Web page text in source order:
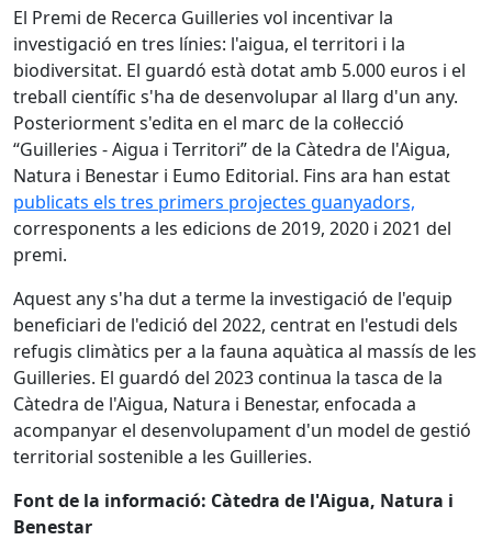
El Premi de Recerca Guilleries vol incentivar la
investigació en tres línies: l'aigua, el territori i la
biodiversitat. El guardó està dotat amb 5.000 euros i el
treball científic s'ha de desenvolupar al llarg d'un any.
Posteriorment s'edita en el marc de la col·lecció
“Guilleries - Aigua i Territori” de la Càtedra de l'Aigua,
Natura i Benestar i Eumo Editorial. Fins ara han estat
publicats els tres primers projectes guanyadors,
corresponents a les edicions de 2019, 2020 i 2021 del
premi.
Aquest any s'ha dut a terme la investigació de l'equip
beneficiari de l'edició del 2022, centrat en l'estudi dels
refugis climàtics per a la fauna aquàtica al massís de les
Guilleries. El guardó del 2023 continua la tasca de la
Càtedra de l'Aigua, Natura i Benestar, enfocada a
acompanyar el desenvolupament d'un model de gestió
territorial sostenible a les Guilleries.
Font de la informació: Càtedra de l'Aigua, Natura i
Benestar